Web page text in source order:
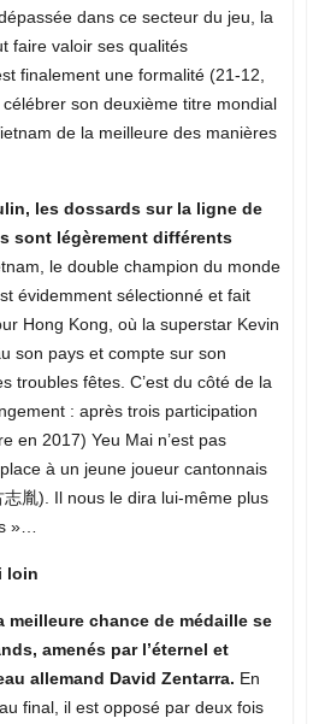
dans ce secteur du jeu, la
faire valoir ses qualités
finalement une formalité (21-12,
son deuxième titre mondial
de la meilleure des manières
les dossards sur la ligne de
sont légèrement différents
le double champion du monde
évidemment sélectionné et fait
Hong Kong, où la superstar Kevin
son pays et compte sur son
troubles fêtes. C’est du côté de la
: après trois participation
en 2017) Yeu Mai n’est pas
à un jeune joueur cantonnais
胤). Il nous le dira lui-même plus
»…
loin
meilleure chance de médaille se
amenés par l’éternel et
allemand David Zentarra. En
final, il est opposé par deux fois